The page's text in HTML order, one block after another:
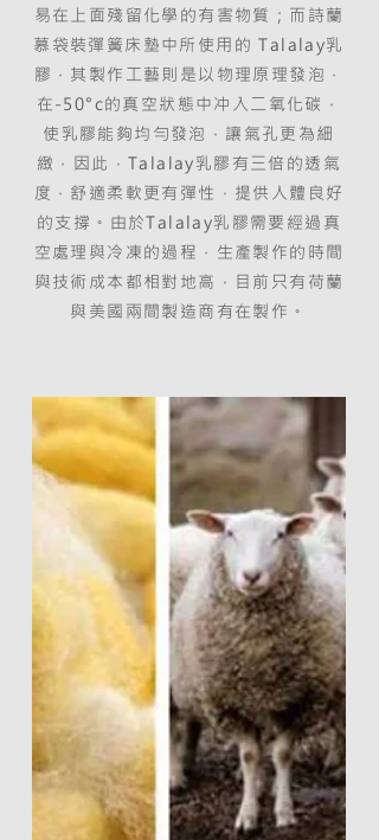
易在上面殘留化學的有害物質；而詩蘭
慕袋裝彈簧床墊中所使用的 Talalay乳
膠，其製作工藝則是以物理原理發泡，
在-50°c的真空狀態中冲入二氧化碳，
使乳膠能夠均勻發泡，讓氣孔更為細
緻，因此，Talalay乳膠有三倍的透氣
度，舒適柔軟更有彈性，提供人體良好
的支撐。由於Talalay乳膠需要經過真
空處理與冷凍的過程，生產製作的時間
與技術成本都相對地高，目前只有荷蘭
與美國兩間製造商有在製作。